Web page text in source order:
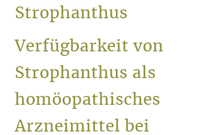
Strophanthus
Verfügbarkeit von
Strophanthus als
homöopathisches
Arzneimittel bei